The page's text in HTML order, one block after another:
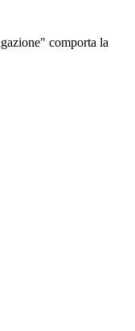
comporta la